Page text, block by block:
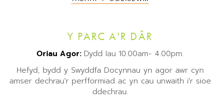
Y PARC A'R DÂR
Oriau Agor: Dydd Iau 10.00am- 4.00pm.
Hefyd, bydd y Swyddfa Docynnau yn agor awr cyn
amser dechrau'r perfformiad ac yn cau unwaith i'r sioe
ddechrau.